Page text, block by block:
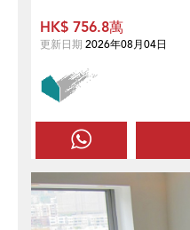
HK$ 756.8萬
更新日期 2026年08月04日